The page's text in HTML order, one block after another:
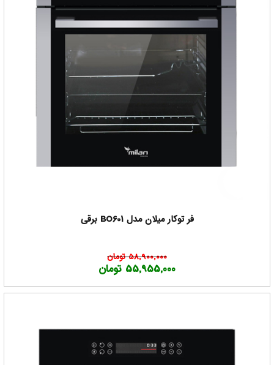
فر توکار میلان مدل BO601 برقی
58,900,000 تومان
55,955,000 تومان